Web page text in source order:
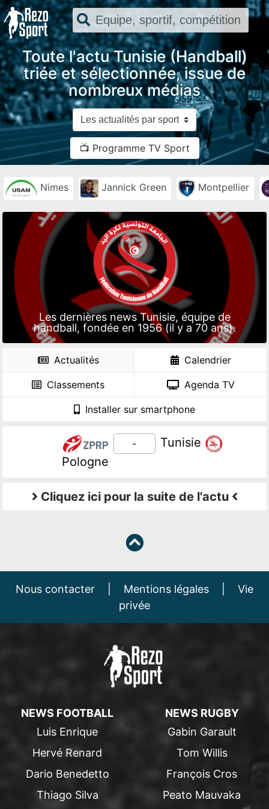
Toute l'actu Tunisie (Handball)
triée et sélectionnée, issue de
nombreux médias
📺 Programme TV Sport
Nimes Jannick Green Montpellier
Les dernières news Tunisie, équipe de
handball, fondée en 1956 (il y a 70 ans).
Actualités Calendrier
Classements Agenda TV
Installer sur smartphone
Pologne
- Tunisie
Cliquez ici pour la suite de l'actu
Nous contacter Mentions légales
Vie
privée
NEWS FOOTBALL
Luis Enrique
Hervé Renard
Dario Benedetto
Thiago Silva
NEWS RUGBY
Gabin Garault
Tom Willis
François Cros
Peato Mauvaka